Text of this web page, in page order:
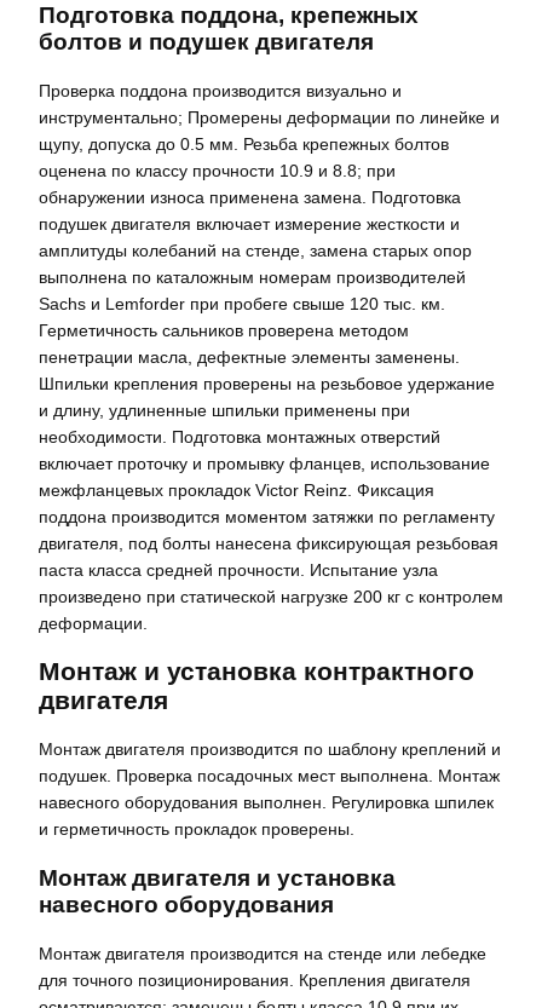
Подготовка поддона, крепежных
болтов и подушек двигателя
Проверка поддона производится визуально и
инструментально; Промерены деформации по линейке и
щупу, допуска до 0.5 мм. Резьба крепежных болтов
оценена по классу прочности 10.9 и 8.8; при
обнаружении износа применена замена. Подготовка
подушек двигателя включает измерение жесткости и
амплитуды колебаний на стенде, замена старых опор
выполнена по каталожным номерам производителей
Sachs и Lemforder при пробеге свыше 120 тыс. км.
Герметичность сальников проверена методом
пенетрации масла, дефектные элементы заменены.
Шпильки крепления проверены на резьбовое удержание
и длину, удлиненные шпильки применены при
необходимости. Подготовка монтажных отверстий
включает проточку и промывку фланцев, использование
межфланцевых прокладок Victor Reinz. Фиксация
поддона производится моментом затяжки по регламенту
двигателя, под болты нанесена фиксирующая резьбовая
паста класса средней прочности. Испытание узла
произведено при статической нагрузке 200 кг с контролем
деформации.
Монтаж и установка контрактного
двигателя
Монтаж двигателя производится по шаблону креплений и
подушек. Проверка посадочных мест выполнена. Монтаж
навесного оборудования выполнен. Регулировка шпилек
и герметичность прокладок проверены.
Монтаж двигателя и установка
навесного оборудования
Монтаж двигателя производится на стенде или лебедке
для точного позиционирования. Крепления двигателя